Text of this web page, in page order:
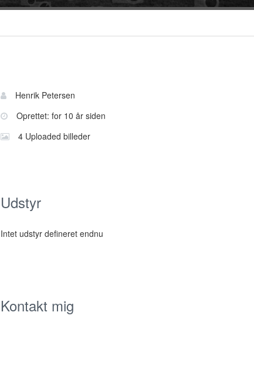
Bruger
information
Navn:
Henrik Petersen
Oprettet: for 10 år siden
4 Uploaded billeder
Udstyr
Intet udstyr defineret endnu
Kontakt mig